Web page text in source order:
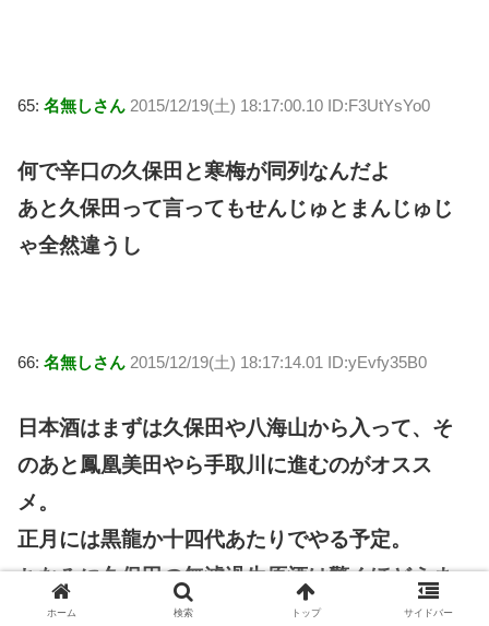
65: 名無しさん 2015/12/19(土) 18:17:00.10 ID:F3UtYsYo0
何で辛口の久保田と寒梅が同列なんだよ
あと久保田って言ってもせんじゅとまんじゅじ
ゃ全然違うし
66: 名無しさん 2015/12/19(土) 18:17:14.01 ID:yEvfy35B0
日本酒はまずは久保田や八海山から入って、そ
のあと鳳凰美田やら手取川に進むのがオスス
メ。
正月には黒龍か十四代あたりでやる予定。
ちなみに久保田の無濾過生原酒は驚くほどうま
い。ホーム 検索 トップ サイドバー